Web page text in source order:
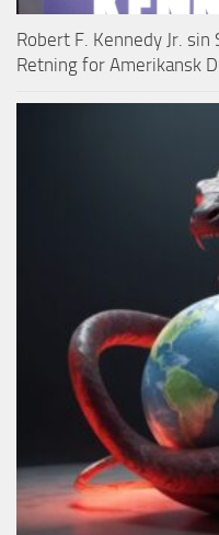
Robert F. Kennedy Jr.
Retning for Amerikansk